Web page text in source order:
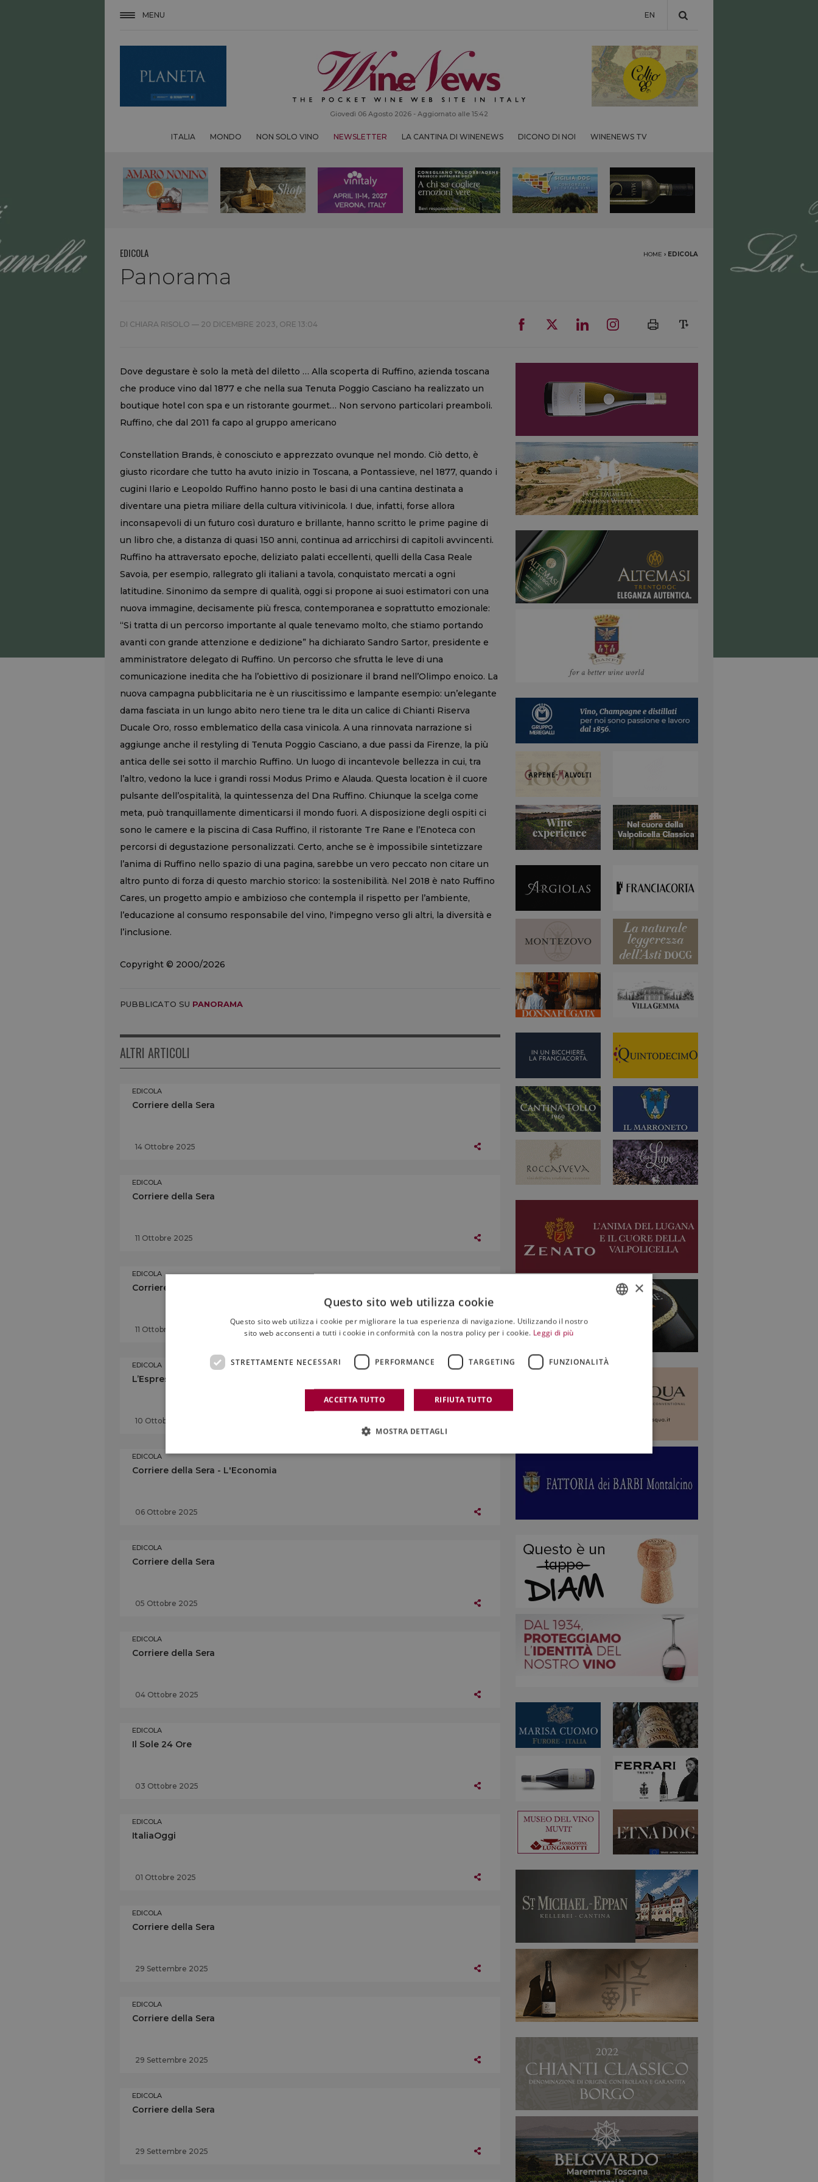
MENU EN
Giovedì 06 Agosto 2026 - Aggiornato alle 15:42
ITALIA MONDO NON SOLO VINO NEWSLETTER LA CANTINA DI WINENEWS DICONO DI NOI WINENEWS TV
EDICOLA HOME › EDICOLA
Panorama
DI CHIARA RISOLO — 20 DICEMBRE 2023, ORE 13:04
Dove degustare è solo la metà del diletto … Alla scoperta di Ruffino, azienda toscana
che produce vino dal 1877 e che nella sua Tenuta Poggio Casciano ha realizzato un
boutique hotel con spa e un ristorante gourmet… Non servono particolari preamboli.
Ruffino, che dal 2011 fa capo al gruppo americano
Constellation Brands, è conosciuto e apprezzato ovunque nel mondo. Ciò detto, è
giusto ricordare che tutto ha avuto inizio in Toscana, a Pontassieve, nel 1877, quando i
cugini Ilario e Leopoldo Ruffino hanno posto le basi di una cantina destinata a
diventare una pietra miliare della cultura vitivinicola. I due, infatti, forse allora
inconsapevoli di un futuro così duraturo e brillante, hanno scritto le prime pagine di
un libro che, a distanza di quasi 150 anni, continua ad arricchirsi di capitoli avvincenti.
Ruffino ha attraversato epoche, deliziato palati eccellenti, quelli della Casa Reale
Savoia, per esempio, rallegrato gli italiani a tavola, conquistato mercati a ogni
latitudine. Sinonimo da sempre di qualità, oggi si propone ai suoi estimatori con una
nuova immagine, decisamente più fresca, contemporanea e soprattutto emozionale:
“Si tratta di un percorso importante al quale tenevamo molto, che stiamo portando
avanti con grande attenzione e dedizione” ha dichiarato Sandro Sartor, presidente e
amministratore delegato di Ruffino. Un percorso che sfrutta le leve di una
comunicazione inedita che ha l’obiettivo di posizionare il brand nell’Olimpo enoico. La
nuova campagna pubblicitaria ne è un riuscitissimo e lampante esempio: un’elegante
dama fasciata in un lungo abito nero tiene tra le dita un calice di Chianti Riserva
Ducale Oro, rosso emblematico della casa vinicola. A una rinnovata narrazione si
aggiunge anche il restyling di Tenuta Poggio Casciano, a due passi da Firenze, la più
antica delle sei sotto il marchio Ruffino. Un luogo di incantevole bellezza in cui, tra
l’altro, vedono la luce i grandi rossi Modus Primo e Alauda. Questa location è il cuore
pulsante dell’ospitalità, la quintessenza del Dna Ruffino. Chiunque la scelga come
meta, può tranquillamente dimenticarsi il mondo fuori. A disposizione degli ospiti ci
sono le camere e la piscina di Casa Ruffino, il ristorante Tre Rane e l’Enoteca con
percorsi di degustazione personalizzati. Certo, anche se è impossibile sintetizzare
l’anima di Ruffino nello spazio di una pagina, sarebbe un vero peccato non citare un
altro punto di forza di questo marchio storico: la sostenibilità. Nel 2018 è nato Ruffino
Cares, un progetto ampio e ambizioso che contempla il rispetto per l’ambiente,
l’educazione al consumo responsabile del vino, l'impegno verso gli altri, la diversità e
l’inclusione.
Copyright © 2000/2026
PUBBLICATO SU PANORAMA
ALTRI ARTICOLI
EDICOLA
Corriere della Sera
14 Ottobre 2025
EDICOLA
Corriere della Sera
11 Ottobre 2025
EDICOLA
Corriere della Sera
11 Ottobre 2025
EDICOLA
L’Espresso
10 Ottobre 2025
EDICOLA
Corriere della Sera - L'Economia
06 Ottobre 2025
EDICOLA
Corriere della Sera
05 Ottobre 2025
EDICOLA
Corriere della Sera
04 Ottobre 2025
EDICOLA
Il Sole 24 Ore
03 Ottobre 2025
EDICOLA
ItaliaOggi
01 Ottobre 2025
EDICOLA
Corriere della Sera
29 Settembre 2025
EDICOLA
Corriere della Sera
29 Settembre 2025
EDICOLA
Corriere della Sera
29 Settembre 2025
×
Questo sito web utilizza cookie
Questo sito web utilizza i cookie per migliorare la tua esperienza di navigazione. Utilizzando il nostro
sito web acconsenti a tutti i cookie in conformità con la nostra policy per i cookie. Leggi di più
STRETTAMENTE NECESSARI PERFORMANCE TARGETING FUNZIONALITÀ
ACCETTA TUTTO RIFIUTA TUTTO
MOSTRA DETTAGLI